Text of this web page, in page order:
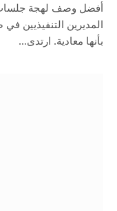
أفضل وصف لهجة
المديرين التنفيذيين
بأنها معادية. ارتدى…